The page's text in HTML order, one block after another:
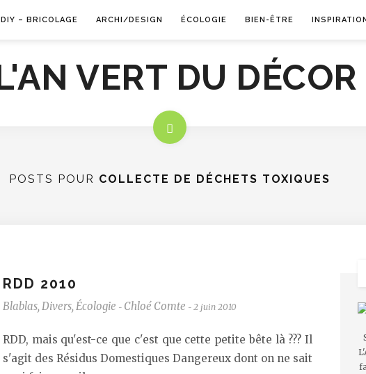
DIY – BRICOLAGE ARCHI/DESIGN ÉCOLOGIE BIEN-ÊTRE
POSTS POUR COLLECTE DE DÉCHETS TOXIQUES
RDD 2010
Blablas, Divers, Écologie - Chloé Comte - 2 juin 2010
RDD, mais qu'est-ce que c'est que cette petite bête là ??? Il
s'agit des Résidus Domestiques Dangereux dont on ne sait